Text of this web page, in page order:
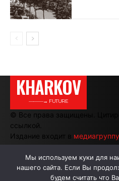
KHARKOV
———→ FUTURE
© Все права защищены.
ссылкой.
Издание входит в
Мы используем куки для
нашего сайта. Если Вы
будем считать что